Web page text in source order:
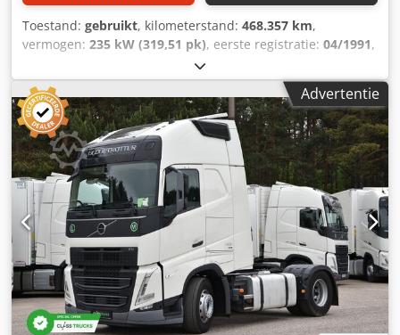
Toestand: gebruikt, kilometerstand: 468.357 km,
vermogen: 235 kW (319,51 pk), eerste registratie: 04/1991,
, bandenmaten:
asconfiguratie:8x4, brandstof:diesel, bestuurderscabine:
dagcabine, soort overbrenging:mechanisch, ophanging:
staal, totale lengte:7.950 mm, totale breedte: 2.500 mm,
totale hoogte:3.250 mm , laadruimte lengte:5.000 mm ,
laadruimtebreedte:
2.280 mm , laadruimtehoogte:1.300
mm, Bouwjaar:
, = Extra opties en accessoires = -
Bladvering - Aftakas - Zonnescherm = Aanvullende
informatie = Asconfiguratie Bandenmaat: 315/80 R22,5
Vering: Bladvering Vooras 1: Bestuurbaar Vooras 2:
Bestuurbaar Achteras 1: Dubbele banden Achteras 2:
Dubbele banden Gewichten Ledig gewicht: 13.200 kg
Laadvermogen: 32.000 kg Toelaatbaar totaalgewicht:
18.800 kg Identificatie Cedpfxozrm Sze Apborf
Referentienummer: 94
Advertentie